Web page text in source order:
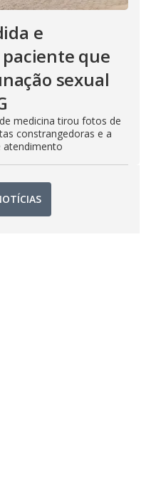
e
que
sexual
medicina tirou fotos de
constrangedoras e a
atendimento